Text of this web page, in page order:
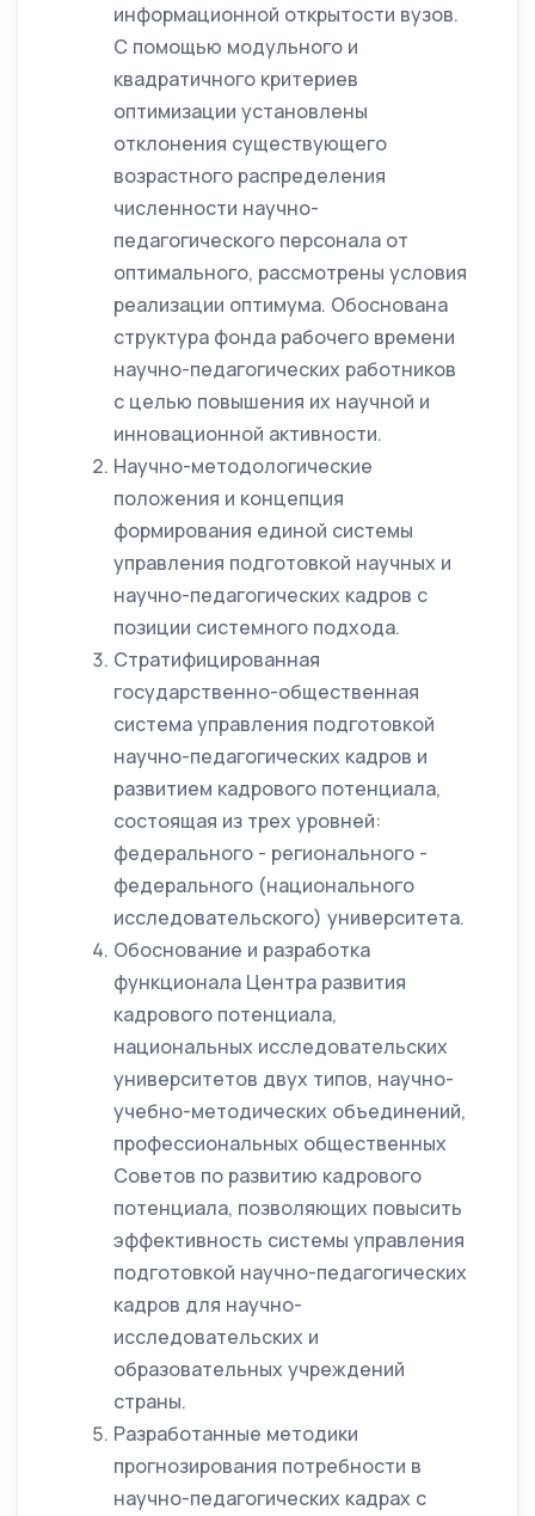
информационной открытости вузов.
С помощью модульного и
квадратичного критериев
оптимизации установлены
отклонения существующего
возрастного распределения
численности научно-
педагогического персонала от
оптимального, рассмотрены условия
реализации оптимума. Обоснована
структура фонда рабочего времени
научно-педагогических работников
с целью повышения их научной и
инновационной активности.
Научно-методологические
положения и концепция
формирования единой системы
управления подготовкой научных и
научно-педагогических кадров с
позиции системного подхода.
Стратифицированная
государственно-общественная
система управления подготовкой
научно-педагогических кадров и
развитием кадрового потенциала,
состоящая из трех уровней:
федерального - регионального -
федерального (национального
исследовательского) университета.
Обоснование и разработка
функционала Центра развития
кадрового потенциала,
национальных исследовательских
университетов двух типов, научно-
учебно-методических объединений,
профессиональных общественных
Советов по развитию кадрового
потенциала, позволяющих повысить
эффективность системы управления
подготовкой научно-педагогических
кадров для научно-
исследовательских и
образовательных учреждений
страны.
Разработанные методики
прогнозирования потребности в
научно-педагогических кадрах с